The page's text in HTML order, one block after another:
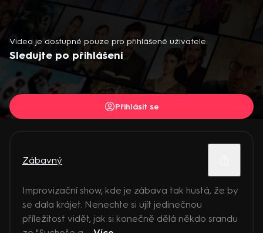
Video je dostupné pouze pro přihlášené uživatele.
Sledujte po přihlášení
Přihlásit se
Zábavný
Improvizační show, kde je zábava tak hustá, že by
se dala krájet. Nenechte si ujít jedinečnou
příležitost vidět, jak si konečně dělá někdo srandu